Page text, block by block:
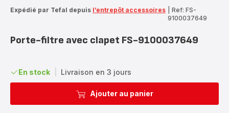
Expédié par Tefal depuis l’entrepôt accessoires
Ref: FS-
9100037649
Porte-filtre avec clapet FS-9100037649
En stock Livraison en 3 jours
Ajouter au panier